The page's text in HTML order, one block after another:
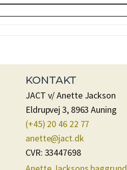
KONTAKT
JACT v/ Anette Jackson
Eldrupvej 3, 8963 Auning
(+45) 20 46 22 77
anette@jact.dk
CVR: 33447698